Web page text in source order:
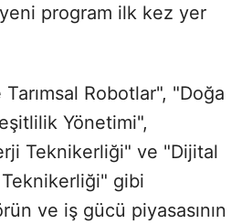
program ilk kez yer
Tarımsal Robotlar", "Doğa
Yönetimi",
Teknikerliği" ve "Dijital
gibi
ve iş gücü piyasasının